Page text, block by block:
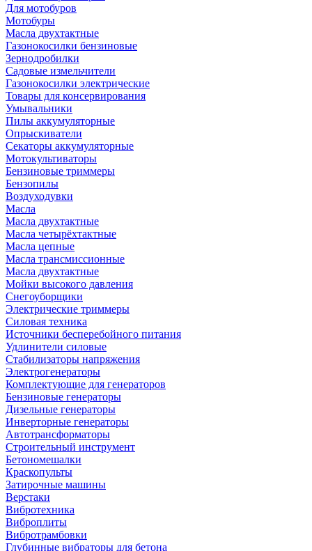
Для мотобуров
Мотобуры
Масла двухтактные
Газонокосилки бензиновые
Зернодробилки
Садовые измельчители
Газонокосилки электрические
Товары для консервирования
Умывальники
Пилы аккумуляторные
Опрыскиватели
Секаторы аккумуляторные
Мотокультиваторы
Бензиновые триммеры
Бензопилы
Воздуходувки
Масла
Масла двухтактные
Масла четырёхтактные
Масла цепные
Масла трансмиссионные
Масла двухтактные
Мойки высокого давления
Снегоуборщики
Электрические триммеры
Силовая техника
Источники бесперебойного питания
Удлинители силовые
Стабилизаторы напряжения
Электрогенераторы
Комплектующие для генераторов
Бензиновые генераторы
Дизельные генераторы
Инверторные генераторы
Автотрансформаторы
Строительный инструмент
Бетономешалки
Краскопульты
Затирочные машины
Верстаки
Вибротехника
Виброплиты
Вибротрамбовки
Глубинные вибраторы для бетона